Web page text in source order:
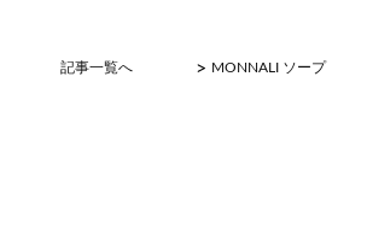
記事一覧へ > MONNALI ソープ